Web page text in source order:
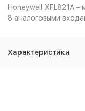
Honeywell XFL821A –
8 аналоговыми
Характеристики